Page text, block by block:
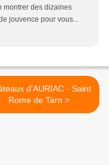
montrer des dizaines
jouvence pour vous...
d'AURIAC - Saint
Rome de Tarn >